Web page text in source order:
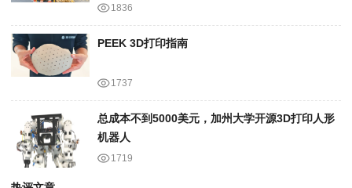
1836
PEEK 3D打印指南
1737
总成本不到5000美元，加州大学开源3D打印人形
机器人
1719